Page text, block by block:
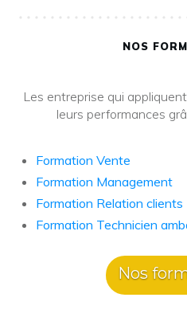
NOS
Les entreprise qui
leurs performances
Formation Vente
Formation Management
Formation Relation clients
Formation Technicien
Nos